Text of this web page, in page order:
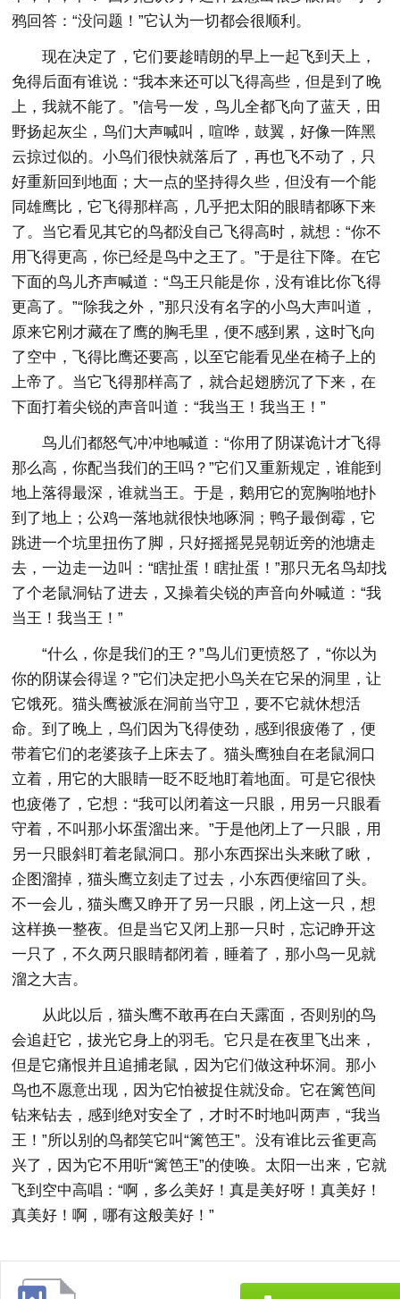
鸦回答：“没问题！”它认为一切都会很顺利。
现在决定了，它们要趁晴朗的早上一起飞到天上，
免得后面有谁说：“我本来还可以飞得高些，但是到了晚
上，我就不能了。”信号一发，鸟儿全都飞向了蓝天，田
野扬起灰尘，鸟们大声喊叫，喧哗，鼓翼，好像一阵黑
云掠过似的。小鸟们很快就落后了，再也飞不动了，只
好重新回到地面；大一点的坚持得久些，但没有一个能
同雄鹰比，它飞得那样高，几乎把太阳的眼睛都啄下来
了。当它看见其它的鸟都没自己飞得高时，就想：“你不
用飞得更高，你已经是鸟中之王了。”于是往下降。在它
下面的鸟儿齐声喊道：“鸟王只能是你，没有谁比你飞得
更高了。”“除我之外，”那只没有名字的小鸟大声叫道，
原来它刚才藏在了鹰的胸毛里，便不感到累，这时飞向
了空中，飞得比鹰还要高，以至它能看见坐在椅子上的
上帝了。当它飞得那样高了，就合起翅膀沉了下来，在
下面打着尖锐的声音叫道：“我当王！我当王！”
鸟儿们都怒气冲冲地喊道：“你用了阴谋诡计才飞得
那么高，你配当我们的王吗？”它们又重新规定，谁能到
地上落得最深，谁就当王。于是，鹅用它的宽胸啪地扑
到了地上；公鸡一落地就很快地啄洞；鸭子最倒霉，它
跳进一个坑里扭伤了脚，只好摇摇晃晃朝近旁的池塘走
去，一边走一边叫：“瞎扯蛋！瞎扯蛋！”那只无名鸟却找
了个老鼠洞钻了进去，又操着尖锐的声音向外喊道：“我
当王！我当王！”
“什么，你是我们的王？”鸟儿们更愤怒了，“你以为
你的阴谋会得逞？”它们决定把小鸟关在它呆的洞里，让
它饿死。猫头鹰被派在洞前当守卫，要不它就休想活
命。到了晚上，鸟们因为飞得使劲，感到很疲倦了，便
带着它们的老婆孩子上床去了。猫头鹰独自在老鼠洞口
立着，用它的大眼睛一眨不眨地盯着地面。可是它很快
也疲倦了，它想：“我可以闭着这一只眼，用另一只眼看
守着，不叫那小坏蛋溜出来。”于是他闭上了一只眼，用
另一只眼斜盯着老鼠洞口。那小东西探出头来瞅了瞅，
企图溜掉，猫头鹰立刻走了过去，小东西便缩回了头。
不一会儿，猫头鹰又睁开了另一只眼，闭上这一只，想
这样换一整夜。但是当它又闭上那一只时，忘记睁开这
一只了，不久两只眼睛都闭着，睡着了，那小鸟一见就
溜之大吉。
从此以后，猫头鹰不敢再在白天露面，否则别的鸟
会追赶它，拔光它身上的羽毛。它只是在夜里飞出来，
但是它痛恨并且追捕老鼠，因为它们做这种坏洞。那小
鸟也不愿意出现，因为它怕被捉住就没命。它在篱笆间
钻来钻去，感到绝对安全了，才时不时地叫两声，“我当
王！”所以别的鸟都笑它叫“篱笆王”。没有谁比云雀更高
兴了，因为它不用听“篱笆王”的使唤。太阳一出来，它就
飞到空中高唱：“啊，多么美好！真是美好呀！真美好！
真美好！啊，哪有这般美好！”